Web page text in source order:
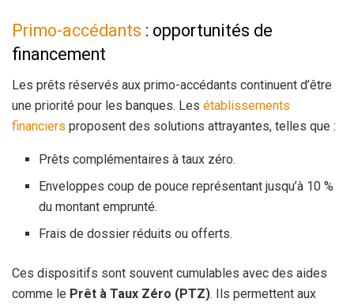
Primo-accédants : opportunités de
financement
Les prêts réservés aux primo-accédants continuent d’être
une priorité pour les banques. Les établissements
financiers proposent des solutions attrayantes, telles que :
Prêts complémentaires à taux zéro.
Enveloppes coup de pouce représentant jusqu’à 10 %
du montant emprunté.
Frais de dossier réduits ou offerts.
Ces dispositifs sont souvent cumulables avec des aides
comme le Prêt à Taux Zéro (PTZ). Ils permettent aux